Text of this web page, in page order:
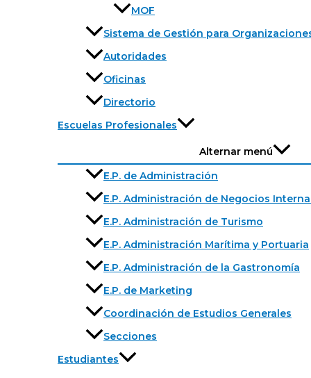
MOF
Sistema de Gestión para
Autoridades
Oficinas
Directorio
Escuelas Profesionales
Alternar menú
E.P. de Administración
E.P. Administración de Negocios
E.P. Administración de Turismo
E.P. Administración Marítima y Portuaria
E.P. Administración de la Gastronomía
E.P. de Marketing
Coordinación de Estudios Generales
Secciones
Estudiantes